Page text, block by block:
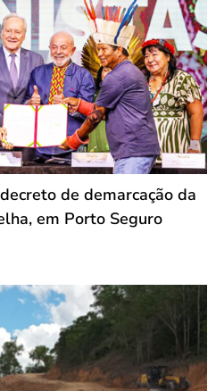
de demarcação da
em Porto Seguro